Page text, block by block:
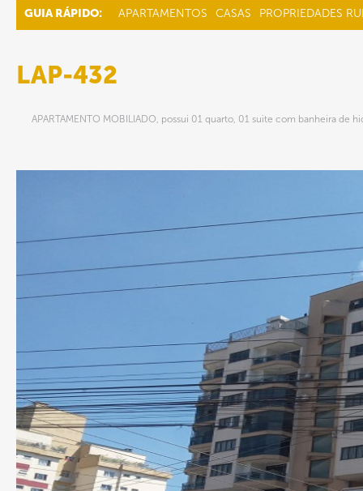
GUIA RÁPIDO: APARTAMENTOS CASAS PROPRIEDADES
LAP-432
APARTAMENTO MOBILIADO, possui 01 quarto, 01 suite com banheira de